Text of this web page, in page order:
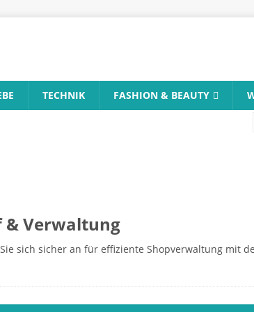
TECHNIK FASHION & BEAUTY
& Verwaltung
sich sicher an für effiziente Shopverwaltung mit